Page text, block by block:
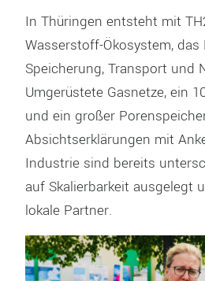
In Thüringen entsteht mit
Wasserstoff-Ökosystem, das
Speicherung, Transport und
Umgerüstete Gasnetze, ein
und ein großer
Absichtserklärungen mit
Industrie sind bereits
auf Skalierbarkeit ausgelegt
lokale Partner.